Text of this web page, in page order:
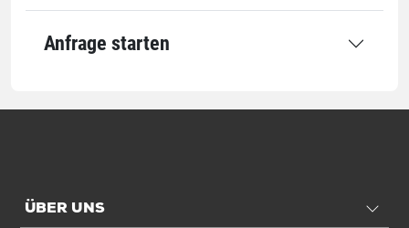
Anfrage starten
ÜBER UNS